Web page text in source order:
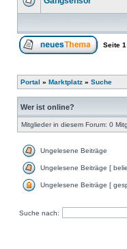
Seite 1
Portal » Marktplatz » Suche
Wer ist online?
Mitglieder in diesem Forum: 0
Ungelesene Beiträge
Ungelesene Beiträge [
Ungelesene Beiträge [
Suche nach: